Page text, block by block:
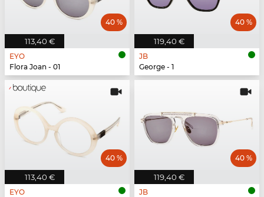
113,40 €
40 %
EYO
Flora Joan - 01
119,40 €
40 %
JB
George - 1
113,40 €
40 %
EYO
119,40 €
40 %
JB